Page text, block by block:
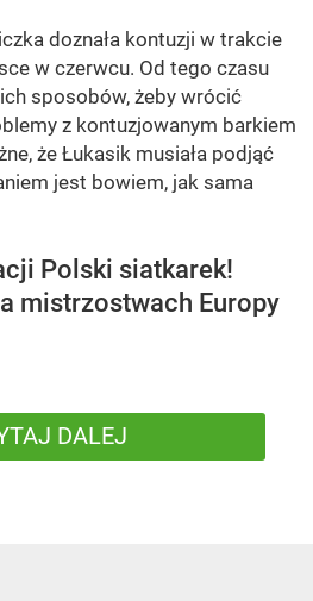
doznała kontuzji w trakcie
w czerwcu. Od tego czasu
sposobów, żeby wrócić
z kontuzjowanym barkiem
że Łukasik musiała podjąć
jest bowiem, jak sama
Polski siatkarek!
mistrzostwach Europy
DALEJ